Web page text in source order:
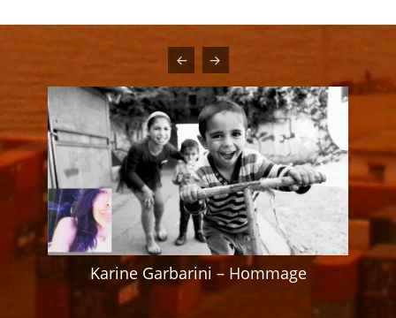
Karine Garbarini – Hommage